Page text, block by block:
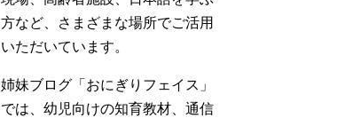
方など、さまざまな場所でご活用
いただいています。
姉妹ブログ「おにぎりフェイス」
では、幼児向けの知育教材、通信